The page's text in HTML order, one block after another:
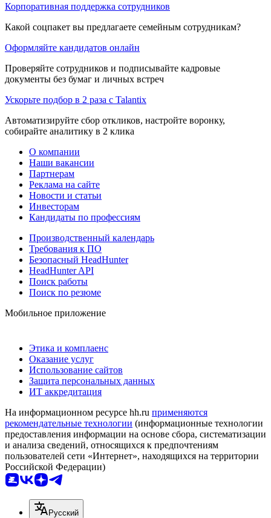
Корпоративная поддержка сотрудников
Какой соцпакет вы предлагаете семейным сотрудникам?
Оформляйте кандидатов онлайн
Проверяйте сотрудников и подписывайте кадровые
документы без бумаг и личных встреч
Ускорьте подбор в 2 раза с Talantix
Автоматизируйте сбор откликов, настройте воронку,
собирайте аналитику в 2 клика
О компании
Наши вакансии
Партнерам
Реклама на сайте
Новости и статьи
Инвесторам
Кандидаты по профессиям
Производственный календарь
Требования к ПО
Безопасный HeadHunter
HeadHunter API
Поиск работы
Поиск по резюме
Мобильное приложение
Этика и комплаенс
Оказание услуг
Использование сайтов
Защита персональных данных
ИТ аккредитация
На информационном ресурсе hh.ru применяются
рекомендательные технологии (информационные технологии
предоставления информации на основе сбора, систематизации
и анализа сведений, относящихся к предпочтениям
пользователей сети «Интернет», находящихся на территории
Российской Федерации)
Русский